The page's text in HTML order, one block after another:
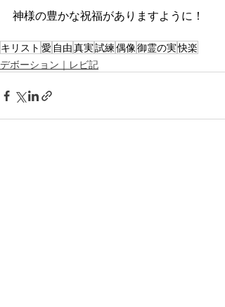
神様の豊かな祝福がありますように！
キリスト 愛 自由真実試練偶像御霊の実快楽
デボーション｜レビ記